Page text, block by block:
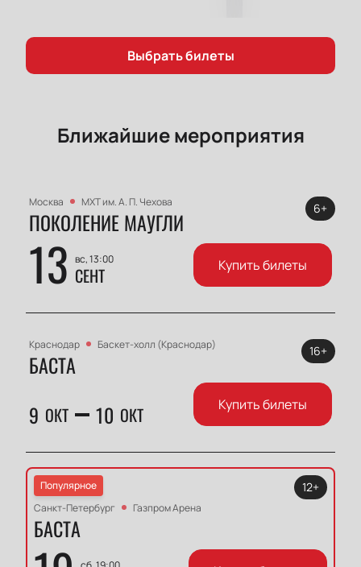
Выбрать билеты
Ближайшие мероприятия
Москва МХТ им. А. П. Чехова
ПОКОЛЕНИЕ МАУГЛИ
13 вс, 13:00
СЕНТ
6+
Купить билеты
Краснодар Баскет-холл (Краснодар)
БАСТА
9 ОКТ 10 ОКТ
16+
Купить билеты
Популярное
Санкт-Петербург
Газпром Арена
БАСТА
12+